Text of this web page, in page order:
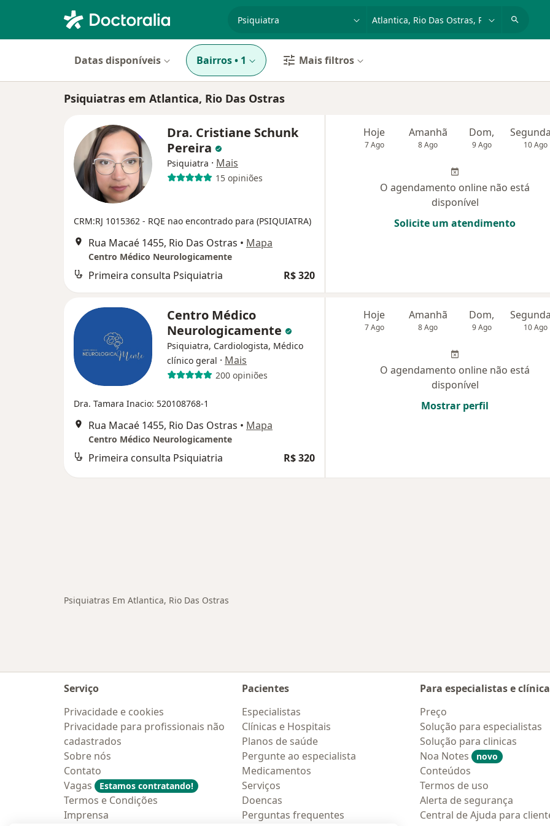
Datas disponíveis Bairros• 1 Mais filtros
Psiquiatras em Atlantica, Rio Das Ostras
Dra. Cristiane Schunk
Pereira
Psiquiatra · Mais
15 opiniões
CRM:RJ 1015362 - RQE nao encontrado para (PSIQUIATRA)
Rua Macaé 1455, Rio Das Ostras • Mapa
Centro Médico Neurologicamente
Primeira consulta Psiquiatria R$ 320
Hoje
7 Ago
Amanhã
8 Ago
Dom,
9 Ago 10 Ago
O agendamento online não está
disponível
Solicite um atendimento
Centro Médico
Neurologicamente
Psiquiatra, Cardiologista, Médico
clínico geral · Mais
200 opiniões
Dra. Tamara Inacio: 520108768-1
Rua Macaé 1455, Rio Das Ostras • Mapa
Centro Médico Neurologicamente
Primeira consulta Psiquiatria R$ 320
Hoje
7 Ago
Amanhã
8 Ago
Dom,
9 Ago 10 Ago
O agendamento online não está
disponível
Mostrar perfil
Psiquiatras Em Atlantica, Rio Das Ostras
Serviço
Privacidade e cookies
Privacidade para profissionais não
cadastrados
Sobre nós
Contato
Vagas
Estamos contratando!
Termos e Condições
Imprensa
Pacientes
Especialistas
Clínicas e Hospitais
Planos de saúde
Pergunte ao especialista
Medicamentos
Serviços
Doencas
Perguntas frequentes
Para especialistas e
Preço
Solução para especialistas
Solução para clinicas
Noa Notes
novo
Conteúdos
Termos de uso
Alerta de segurança
Central de Ajuda para